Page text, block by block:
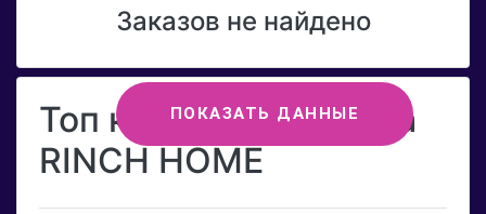
ПОКАЗАТЬ ДАННЫЕ
Заказов не найдено
Топ категорий бренда
RINCH HOME